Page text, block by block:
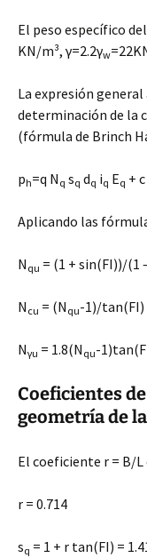
El peso específico
KN/m³, γ=2.2γw
La expresión
determinación de la
(fórmula de Brinch
ph=q N q sq dq iq Eq +
Aplicando las
N qu = (1 + sin(FI))/(1
N cu = (N qu-1)/tan(FI)
Nγu = 1.8(N qu-
Coeficientes
geometría de
El coeficiente r = B/L
r = 0.714
sq = 1 + r tan(FI) =